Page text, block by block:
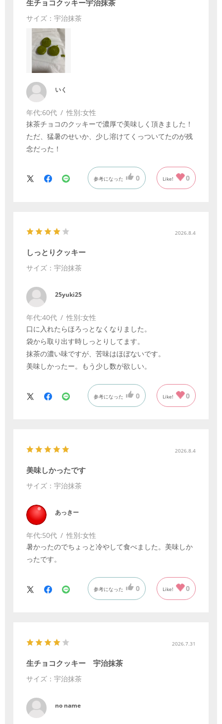
生チョコクッキー宇治抹茶
サイズ：宇治抹茶
いく
年代:60代 性別:女性
抹茶チョコのクッキーで濃厚で美味しく頂きました！
ただ、猛暑のせいか、少し溶けてくっついてたのが残
念だった！
参考になった 0 Like! 0
2026.8.4
しっとりクッキー
サイズ：宇治抹茶
25yuki25
年代:40代 性別:女性
口に入れたらほろっとなくなりました。
袋から取り出す時しっとりしてます。
抹茶の濃い味ですが、苦味はほぼないです。
美味しかったー。もう少し数が欲しい。
参考になった 0 Like! 0
2026.8.4
美味しかったです
サイズ：宇治抹茶
あっきー
年代:50代 性別:女性
暑かったのでちょっと冷やして食べました。美味しか
ったです。
参考になった 0 Like! 0
2026.7.31
生チョコクッキー 宇治抹茶
サイズ：宇治抹茶
no name